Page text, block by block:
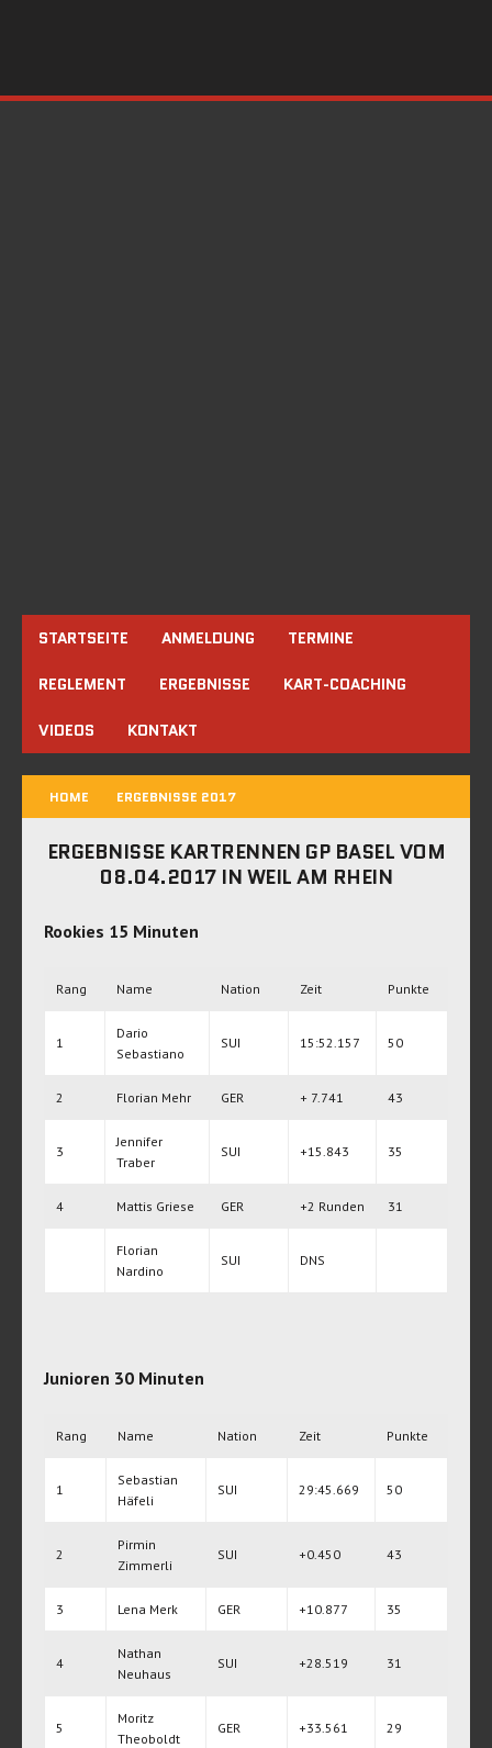
STARTSEITE ANMELDUNG TERMINE
REGLEMENT ERGEBNISSE KART-COACHING
VIDEOS KONTAKT
HOME ERGEBNISSE 2017
ERGEBNISSE KARTRENNEN GP BASEL VOM
08.04.2017 IN WEIL AM RHEIN
Rookies 15 Minuten
Rang Name Nation Zeit Punkte
1
Dario
Sebastiano
SUI 15:52.157 50
2 Florian Mehr GER + 7.741 43
3
Jennifer
Traber
SUI +15.843 35
4 Mattis Griese GER +2 Runden 31
Florian
Nardino
SUI DNS
Junioren 30 Minuten
Rang Name Nation Zeit Punkte
1
Sebastian
Häfeli
SUI 29:45.669 50
2
Pirmin
Zimmerli
SUI +0.450 43
3 Lena Merk GER +10.877 35
4
Nathan
Neuhaus
SUI +28.519 31
5
Moritz
Theoboldt
GER +33.561 29